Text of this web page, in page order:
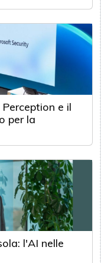
e il
per la
l'AI nelle